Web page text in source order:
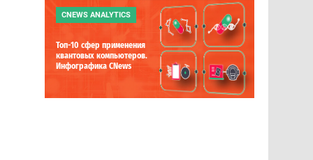
CNEWS ANALYTICS
Топ-10 сфер применения
квантовых компьютеров.
Инфографика CNews